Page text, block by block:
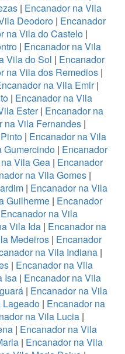
| Encanador na Vila
Deodoro | Encanador
na Vila do Castelo |
| Encanador na Vila
Vila do Sol | Encanador
na Vila dos Remedios |
na Vila Emir|
| Encanador na Vila
Ester| Encanador na
na Vila Fernandes |
| Encanador na Vila
Gumercindo | Encanador
Vila Gea| Encanador
na Vila Gomes|
| Encanador na Vila
Guilherme| Encanador
Encanador na Vila
Vila Ida| Encanador na
Medeiros| Encanador
na Vila Indiana|
| Encanador na Vila
Isa| Encanador na Vila
| Encanador na Vila
Lageado| Encanador na
na Vila Lucia|
| Encanador na Vila
| Encanador na Vila